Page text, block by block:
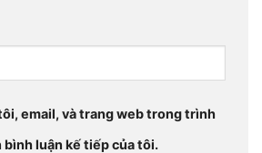
email, và trang web trong trình
bình luận kế tiếp của tôi.